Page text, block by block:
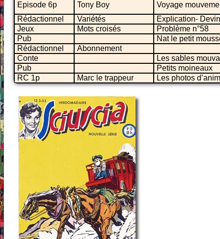
Episode 6p Tony Boy
Voyage
Rédactionnel
Variétés
Explication-
Jeux
Mots croisés
Problème n°58
Pub
Nat le petit
Rédactionnel
Abonnement
Conte
Les sables
Pub
Petits moineaux
RC 1p
Marc le trappeur Les photos